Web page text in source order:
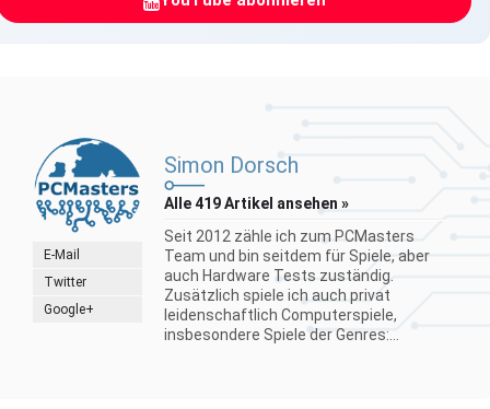
E-Mail
Twitter
Google+
Simon Dorsch
Alle 419 Artikel ansehen »
Seit 2012 zähle ich zum PCMasters
Team und bin seitdem für Spiele, aber
auch Hardware Tests zuständig.
Zusätzlich spiele ich auch privat
leidenschaftlich Computerspiele,
insbesondere Spiele der Genres:...